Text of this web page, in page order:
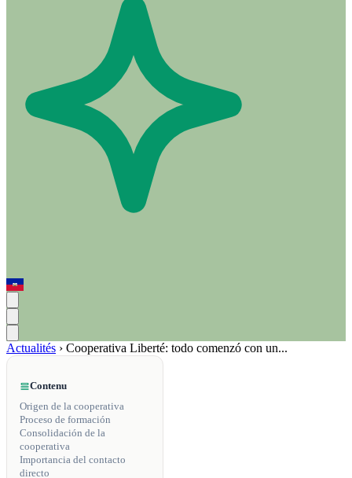
Actualités › Cooperativa Liberté: todo comenzó con un...
Contenu
Origen de la cooperativa
Proceso de formación
Consolidación de la
cooperativa
Importancia del contacto
directo